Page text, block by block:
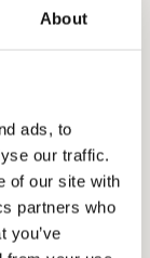
About
ads, to
our traffic.
of our site with
partners who
you’ve
ambitioner
har
sig i
belysning til...